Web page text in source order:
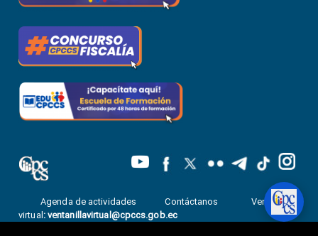
Agenda de actividades Contáctanos
Ventanilla
virtual : ventanillavirtual@cpccs.gob.ec